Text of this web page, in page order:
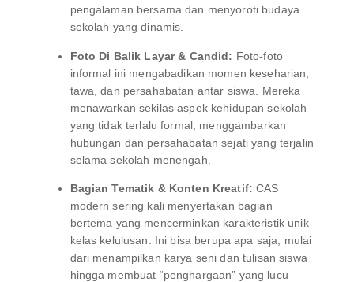
pengalaman bersama dan menyoroti budaya
sekolah yang dinamis.
Foto Di Balik Layar & Candid: Foto-foto
informal ini mengabadikan momen keseharian,
tawa, dan persahabatan antar siswa. Mereka
menawarkan sekilas aspek kehidupan sekolah
yang tidak terlalu formal, menggambarkan
hubungan dan persahabatan sejati yang terjalin
selama sekolah menengah.
Bagian Tematik & Konten Kreatif: CAS
modern sering kali menyertakan bagian
bertema yang mencerminkan karakteristik unik
kelas kelulusan. Ini bisa berupa apa saja, mulai
dari menampilkan karya seni dan tulisan siswa
hingga membuat “penghargaan” yang lucu